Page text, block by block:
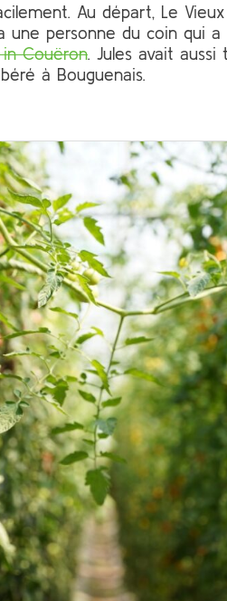
Au départ, Le
une personne du coin qui
Couëron. Jules avait
à Bouguenais.